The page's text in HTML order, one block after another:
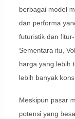
berbagai model
dan performa
futuristik dan
Sementara itu,
harga yang lebih
lebih banyak
Meskipun pasar
potensi yang